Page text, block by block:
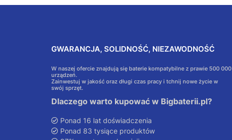
GWARANCJA, SOLIDNOŚĆ, NIEZAWODNOŚĆ
W naszej ofercie znajdują się baterie kompatybilne z prawie 500 000
urządzeń.
Zainwestuj w jakość oraz długi czas pracy i tchnij nowe życie w
swój sprzęt.
Dlaczego warto kupować w Bigbaterii.pl?
Ponad 16 lat doświadczenia
Ponad 83 tysiące produktów